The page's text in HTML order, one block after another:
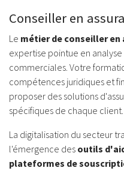
Conseiller en
Le métier de conseiller en
expertise pointue en
commerciales. Votre
compétences juridiques et
proposer des solutions
spécifiques de chaque client.
La digitalisation du secteur
l'émergence des outils
plateformes de